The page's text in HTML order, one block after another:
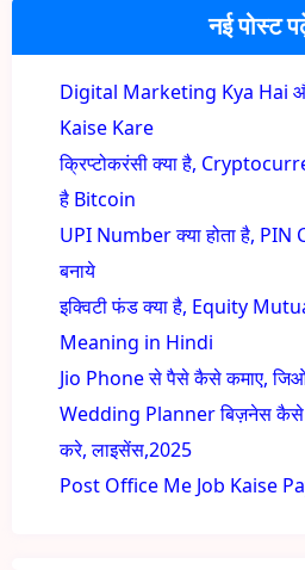
नई पोस्ट
Digital Marketing Kya Hai
Kaise Kare
क्रिप्टोकरंसी क्या है,
है Bitcoin
UPI Number क्या होता है,
बनाये
इक्विटी फंड क्या है, Equity
Meaning in Hindi
Jio Phone से पैसे कैसे कमाए,
Wedding Planner बिज़नेस कैसे
करे, लाइसेंस,2025
Post Office Me Job Kaise